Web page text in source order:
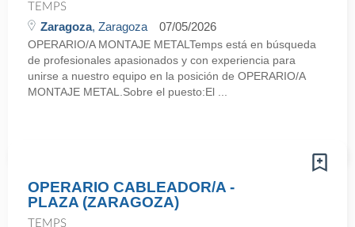
TEMPS
Zaragoza, Zaragoza 07/05/2026
OPERARIO/A MONTAJE METALTemps está en búsqueda
de profesionales apasionados y con experiencia para
unirse a nuestro equipo en la posición de OPERARIO/A
MONTAJE METAL.Sobre el puesto:El ...
OPERARIO CABLEADOR/A -
PLAZA (ZARAGOZA)
TEMPS